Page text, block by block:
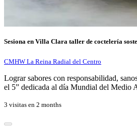
Sesiona en Villa Clara taller de coctelería
CMHW La Reina Radial del Centro
Lograr sabores con responsabilidad,
el 5” dedicada al día Mundial del Medio
3 visitas en 2 months